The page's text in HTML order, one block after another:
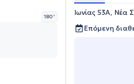
180 '
Ιωνίας 53Α, Νέα
Επόμενη